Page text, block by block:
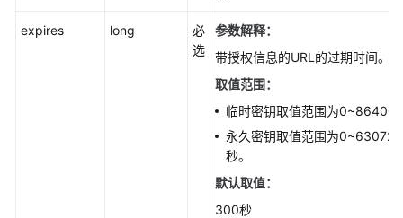
expires long
必
选
参数解释：
带授权信息的URL的过期时间。
取值范围：
临时密钥取值范围为0~86400
永久密钥取值范围为
秒。
默认取值：
300秒